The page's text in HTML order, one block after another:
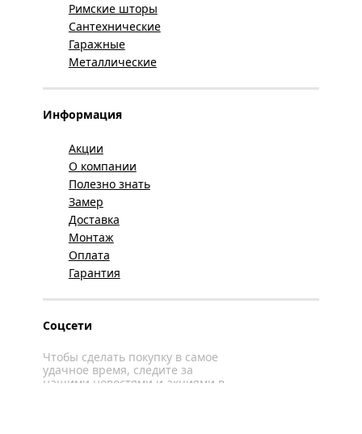
Римские шторы
Сантехнические
Гаражные
Металлические
Информация
Акции
О компании
Полезно знать
Замер
Доставка
Монтаж
Оплата
Гарантия
Соцсети
Чтобы сделать покупку в самое
удачное время, следите за
нашими новостями и акциями в